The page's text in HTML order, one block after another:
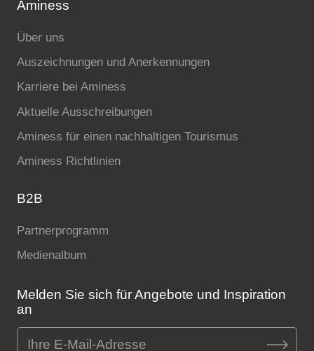
Aminess
Über uns
Auszeichnungen und Anerkennungen
Karriere bei Aminess
Aktuelle Ausschreibungen
Aminess für einen nachhaltigen Tourismus
Aminess Richtlinien
B2B
Partnerprogramm
Medienalbum
Melden Sie sich für Angebote und Inspiration
an